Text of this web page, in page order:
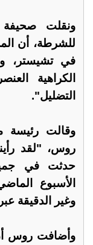
ونقلت صحيفة
في تشيستر،
الكراهية
التضليل".
وقالت رئيسة
روس، "لقد
حدثت في
الأسبوع
وغير الدقيقة
وأضافت روس